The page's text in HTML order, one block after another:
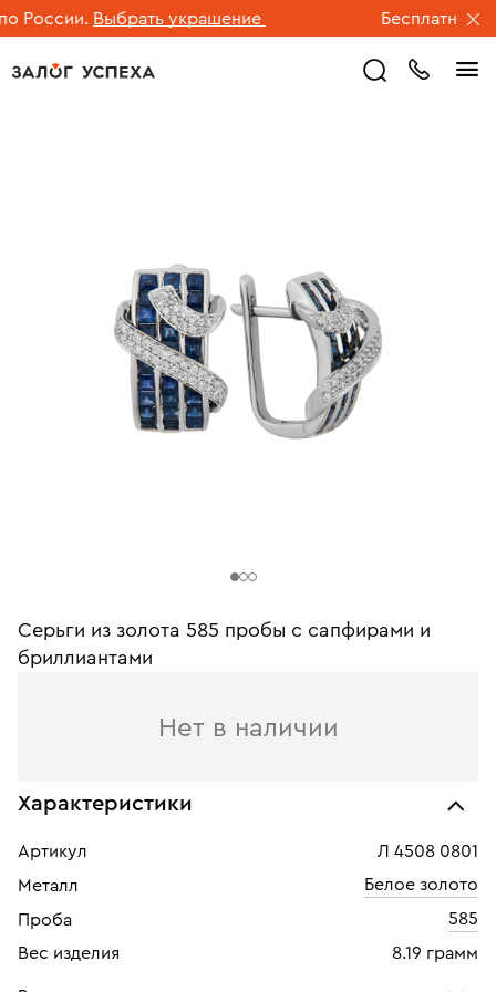
России. Выбрать украшение Бесплатная
Серьги из золота 585 пробы c сапфирами и
бриллиантами
Нет в наличии
Характеристики
Артикул
Л 4508 0801
Металл
Белое золото
Проба
585
Вес изделия
8.19 грамм